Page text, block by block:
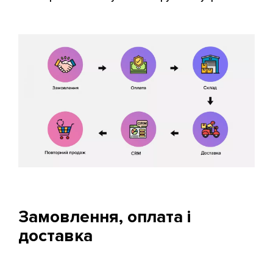
Замовлення, оплата і
доставка